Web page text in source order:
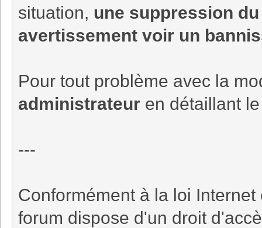
situation, une suppression
avertissement voir un
Pour tout problème avec la
administrateur en détaillant
---
Conformément à la loi
forum dispose d'un droit